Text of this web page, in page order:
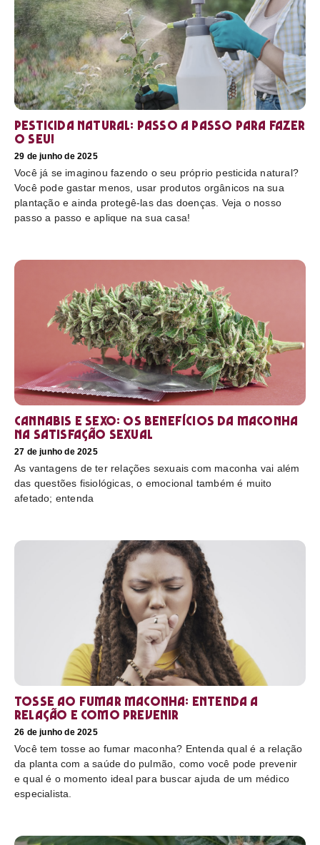
Pesticida natural: Passo a passo para fazer
o seu!
29 de junho de 2025
Você já se imaginou fazendo o seu próprio pesticida natural?
Você pode gastar menos, usar produtos orgânicos na sua
plantação e ainda protegê-las das doenças. Veja o nosso
passo a passo e aplique na sua casa!
Cannabis e sexo: os benefícios da maconha
na satisfação sexual
27 de junho de 2025
As vantagens de ter relações sexuais com maconha vai além
das questões fisiológicas, o emocional também é muito
afetado; entenda
Tosse ao fumar maconha: Entenda a
relação e como prevenir
26 de junho de 2025
Você tem tosse ao fumar maconha? Entenda qual é a relação
da planta com a saúde do pulmão, como você pode prevenir
e qual é o momento ideal para buscar ajuda de um médico
especialista.